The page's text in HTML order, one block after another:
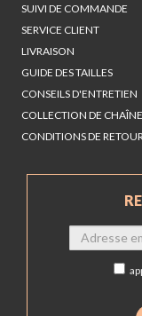
SUIVI DE COMMANDE
SERVICE CLIENT
LIVRAISON
GUIDE DES TAILLES
CONSEILS D'ENTRETIEN
COLLECTION DE
CONDITIONS DE RETOUR